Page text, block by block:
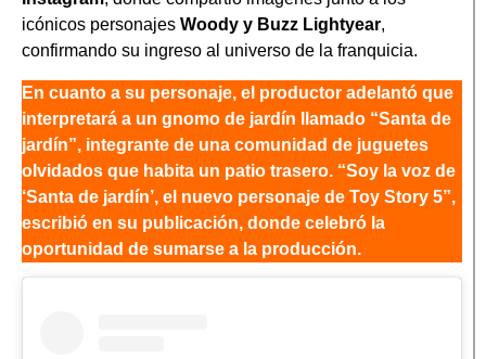
icónicos personajes Woody y Buzz Lightyear,
confirmando su ingreso al universo de la franquicia.
En cuanto a su personaje, el productor adelantó que
interpretará a un gnomo de jardín llamado “Santa de
jardín”, integrante de una comunidad de juguetes
olvidados que habita un patio trasero. “Soy la voz de
‘Santa de jardín’, el nuevo personaje de Toy Story 5”,
escribió en su publicación, donde celebró la
oportunidad de sumarse a la producción.